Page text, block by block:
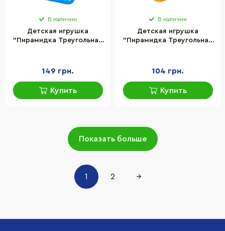
В наличии
Детская игрушка
"Пирамидка Треугольная
149 грн.
Купить
В наличии
Детская игрушка
"Пирамидка Треугольная
104 грн.
Купить
Показать больше
1 2 →